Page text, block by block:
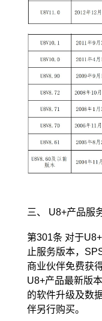
三、 U8+产品服
第301条 对于
止服务版本，
商业伙伴免费获
U8+产品最新版
的软件升级及数
伴另行购买。